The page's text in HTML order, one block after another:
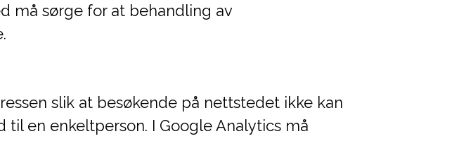
må sørge for at behandling av
slik at besøkende på nettstedet ikke kan
en enkeltperson. I Google Analytics må